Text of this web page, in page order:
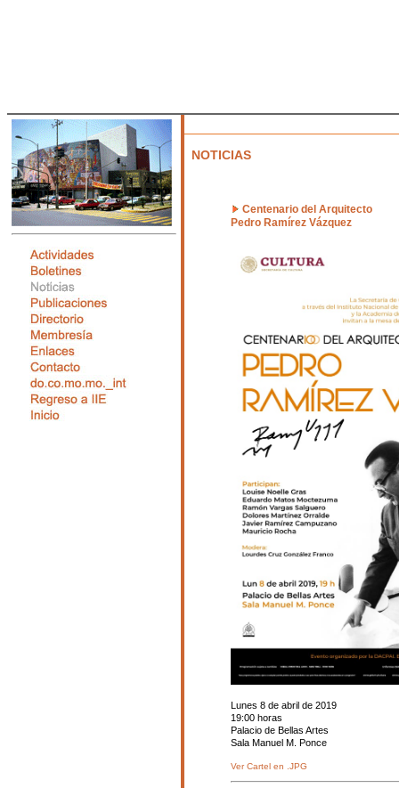
NOTICIAS
Centenario del Arquitecto
Pedro Ramírez Vázquez
Lunes 8 de abril de 2019
19:00 horas
Palacio de Bellas Artes
Sala Manuel M. Ponce
Ver Cartel en .JPG